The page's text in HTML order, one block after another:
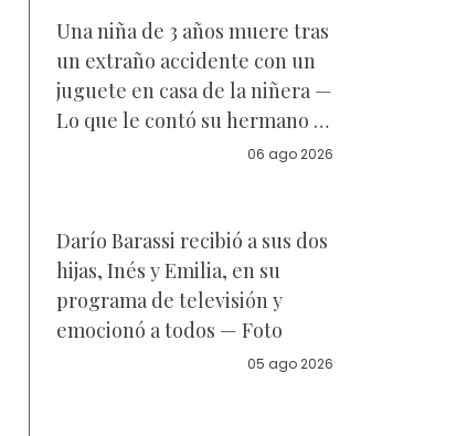
Una niña de 3 años muere tras
un extraño accidente con un
juguete en casa de la niñera —
Lo que le contó su hermano a
06 ago 2026
Darío Barassi recibió a sus dos
hijas, Inés y Emilia, en su
programa de televisión y
emocionó a todos — Foto
05 ago 2026